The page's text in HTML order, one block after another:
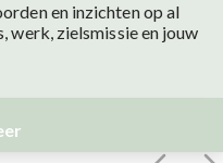
en inzichten op al
werk, zielsmissie en jouw